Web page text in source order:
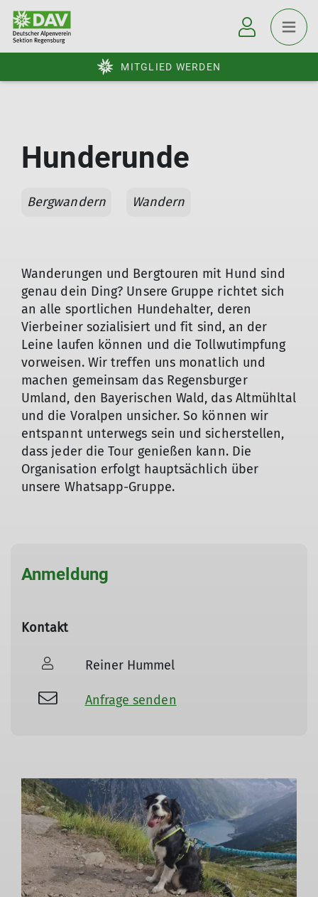
MITGLIED WERDEN
Hunderunde
Bergwandern Wandern
Wanderungen und Bergtouren mit Hund sind
genau dein Ding? Unsere Gruppe richtet sich
an alle sportlichen Hundehalter, deren
Vierbeiner sozialisiert und fit sind, an der
Leine laufen können und die Tollwutimpfung
vorweisen. Wir treffen uns monatlich und
machen gemeinsam das Regensburger
Umland, den Bayerischen Wald, das Altmühltal
und die Voralpen unsicher. So können wir
entspannt unterwegs sein und sicherstellen,
dass jeder die Tour genießen kann. Die
Organisation erfolgt hauptsächlich über
unsere Whatsapp-Gruppe.
Anmeldung
Kontakt
Reiner Hummel
Anfrage senden